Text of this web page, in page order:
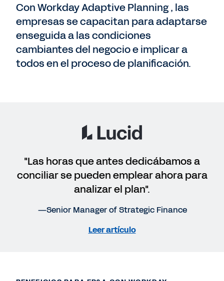
Con Workday Adaptive Planning, las
empresas se capacitan para adaptarse
enseguida a las condiciones
cambiantes del negocio e implicar a
todos en el proceso de planificación.
"Las horas que antes dedicábamos a
conciliar se pueden emplear ahora para
analizar el plan".
—Senior Manager of Strategic Finance
Leer artículo